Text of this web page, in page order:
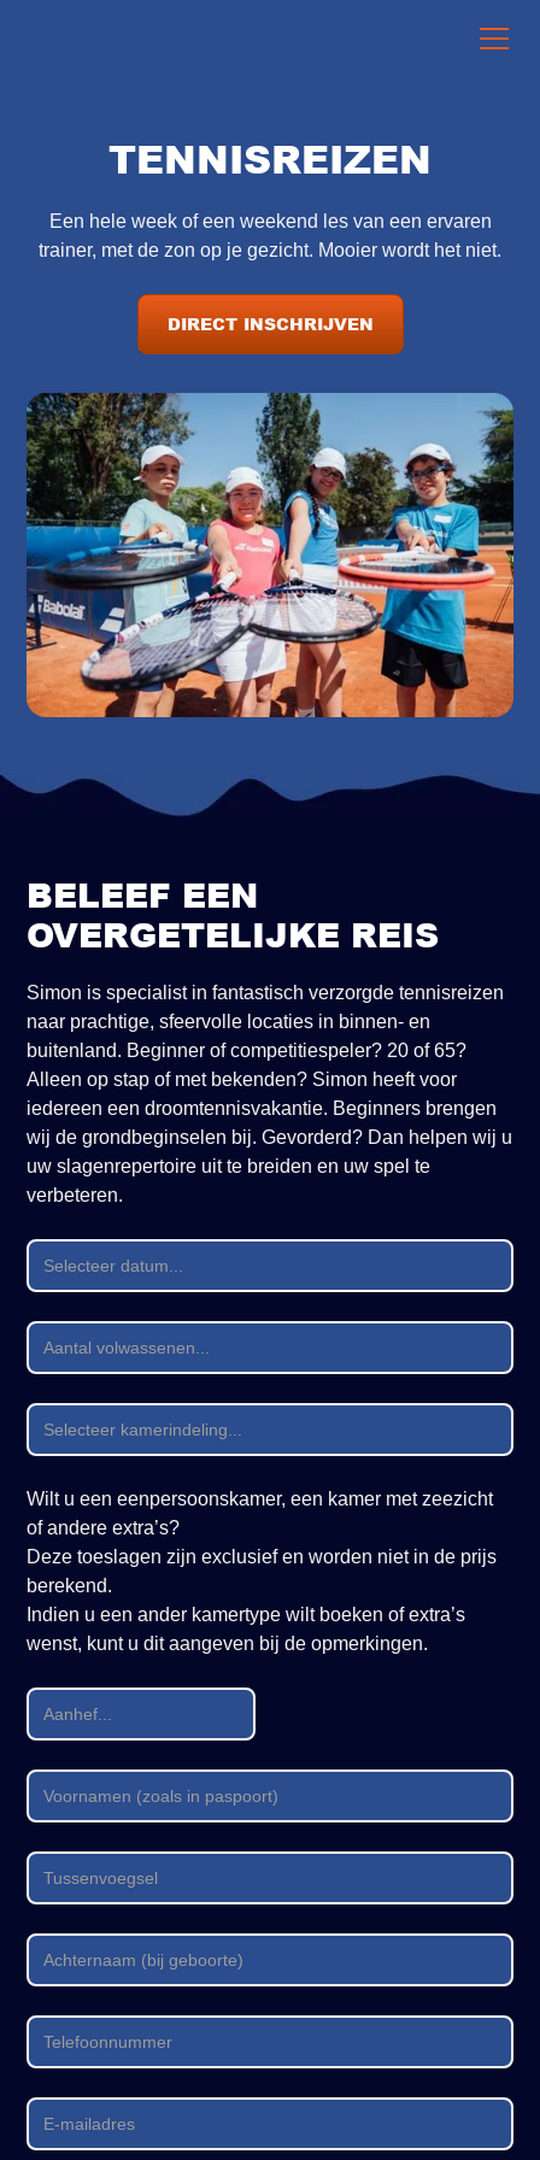
TENNISREIZEN
Een hele week of een weekend les van een ervaren
trainer, met de zon op je gezicht. Mooier wordt het niet.
DIRECT INSCHRIJVEN
BELEEF EEN
OVERGETELIJKE REIS
Simon is specialist in fantastisch verzorgde tennisreizen
naar prachtige, sfeervolle locaties in binnen- en
buitenland. Beginner of competitiespeler? 20 of 65?
Alleen op stap of met bekenden? Simon heeft voor
iedereen een droomtennisvakantie. Beginners brengen
wij de grondbeginselen bij. Gevorderd? Dan helpen wij u
uw slagenrepertoire uit te breiden en uw spel te
verbeteren.
Wilt u een eenpersoonskamer, een kamer met zeezicht
of andere extra’s?
Deze toeslagen zijn exclusief en worden niet in de prijs
berekend.
Indien u een ander kamertype wilt boeken of extra’s
wenst, kunt u dit aangeven bij de opmerkingen.